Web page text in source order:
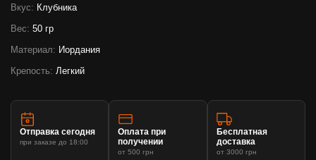
Вкус: Клубника
Вес: 50 гр
Материал: Иордания
Крепость: Легкий
Отправка сегодня
при заказе до 18:00
Оплата при
получении
от 500 грн
Бесплатная
доставка
от 3000 грн